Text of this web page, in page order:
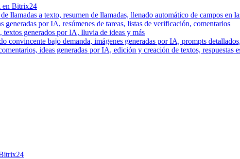
en Bitrix24
llamadas a texto, resumen de llamadas, llenado automático de campos en
generadas por IA, resúmenes de tareas, listas de verificación, comentarios
textos generados por IA, lluvia de ideas y más
convincente bajo demanda, imágenes generadas por IA, prompts
ideas generadas por IA, edición y creación de textos, respuestas